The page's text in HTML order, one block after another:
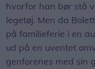
hvorfor han bør stå
legetøj. Men da
på familieferie i en
ud på en uventet
genforenes med sin